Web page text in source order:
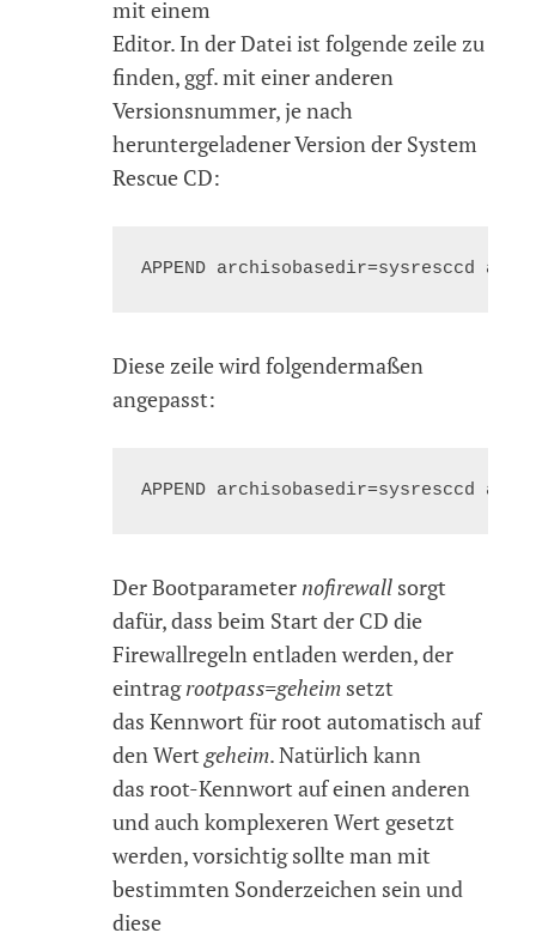
mit einem
Editor. In der Datei ist folgende zeile zu
finden, ggf. mit einer anderen
Versionsnummer, je nach
heruntergeladener Version der System
Rescue CD:
Diese zeile wird folgendermaßen
angepasst:
Der Bootparameter nofirewall sorgt
dafür, dass beim Start der CD die
Firewallregeln entladen werden, der
eintragrootpass=geheim setzt
das Kennwort für root automatisch auf
den Wert geheim. Natürlich kann
das root-Kennwort auf einen anderen
und auch komplexeren Wert gesetzt
werden, vorsichtig sollte man mit
bestimmten Sonderzeichen sein und
diese